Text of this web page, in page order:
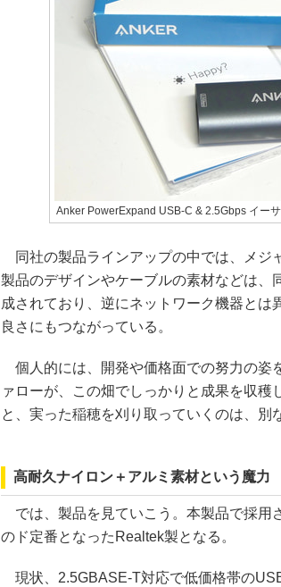
Anker PowerExpand USB-C & 2.5Gbps イー
同社の製品ラインアップの中では、メジ
製品のデザインやケーブルの素材などは、
成されており、逆にネットワーク機器と
良さにもつながっている。
個人的には、開発や価格面での努力の姿
ァローが、この畑でしっかりと成果を収穫
と、実った稲穂を刈り取っていくのは、別
高耐久ナイロン＋アルミ素材という魔力
では、製品を見ていこう。本製品で採用
のド定番となったRealtek製となる。
現状、2.5GBASE-T対応で低価格帯の